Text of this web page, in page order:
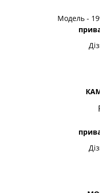
Модель -